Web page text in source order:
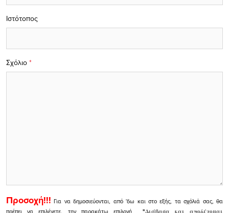
Σχόλιο *
Ιστότοπος
Προσοχή!!! Για να δημοσιεύονται, από 'δω και στο εξής, τα σχόλιά σας, θα